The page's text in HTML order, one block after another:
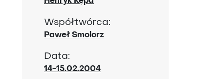
Współtwórca:
Paweł Smolorz
Data:
14-15.02.2004